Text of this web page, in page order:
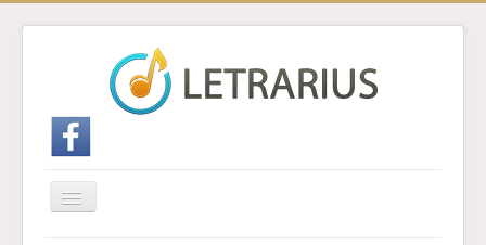
Cambiar
navegación